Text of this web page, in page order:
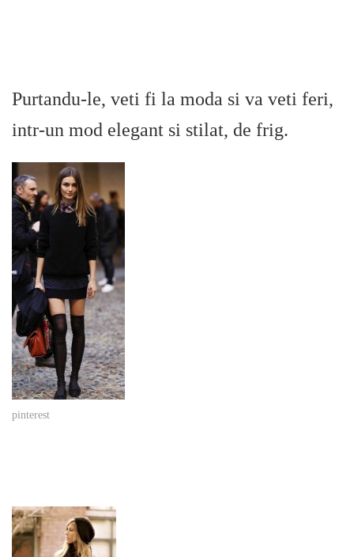
Purtandu-le, veti fi la moda si va veti feri,
intr-un mod elegant si stilat, de frig.
pinterest